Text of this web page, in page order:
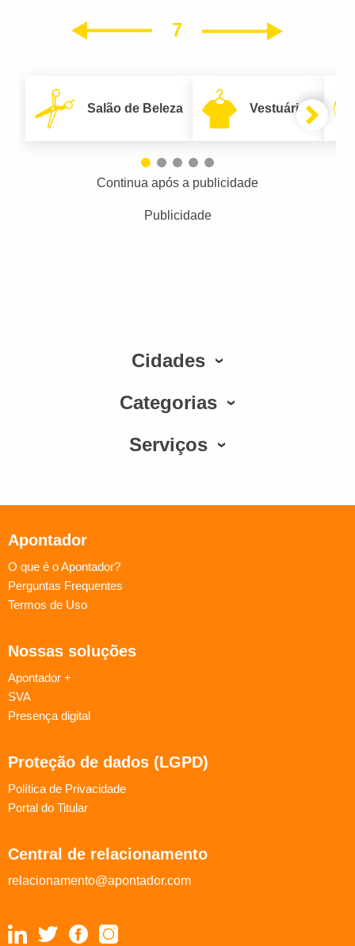
7
Salão de Beleza Vestuário
Continua após a publicidade
Publicidade
Cidades
Categorias
Serviços
Apontador
O que é o Apontador?
Perguntas Frequentes
Termos de Uso
Nossas soluções
Apontador +
SVA
Presença digital
Proteção de dados (LGPD)
Política de Privacidade
Portal do Titular
Central de relacionamento
relacionamento@apontador.com